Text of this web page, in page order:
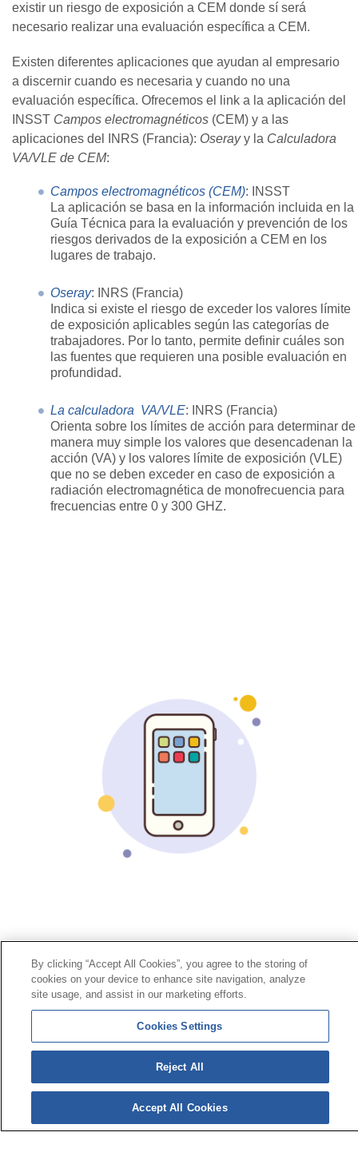
existir un riesgo de exposición a CEM donde sí será
necesario realizar una evaluación específica a CEM.
Existen diferentes aplicaciones que ayudan al empresario
a discernir cuando es necesaria y cuando no una
evaluación específica. Ofrecemos el link a la aplicación del
INSST Campos electromagnéticos (CEM) y a las
aplicaciones del INRS (Francia): Oserayy la Calculadora
VA/VLE de CEM:
Campos electromagnéticos (CEM): INSST
La aplicación se basa en la información incluida en la
Guía Técnica para la evaluación y prevención de los
riesgos derivados de la exposición a CEM en los
lugares de trabajo.
Oseray: INRS (Francia)
Indica si existe el riesgo de exceder los valores límite
de exposición aplicables según las categorías de
trabajadores. Por lo tanto, permite definir cuáles son
las fuentes que requieren una posible evaluación en
profundidad.
La calculadora VA/VLE: INRS (Francia)
Orienta sobre los límites de acción para determinar de
manera muy simple los valores que desencadenan la
acción (VA) y los valores límite de exposición (VLE)
que no se deben exceder en caso de exposición a
radiación electromagnética de monofrecuencia para
frecuencias entre 0 y 300 GHZ.
Línea Universal 900 203 203|Zona Privada Comisión de
Prestaciones Especiales|Zona Privada Proveedor
© Mutua Universal 2026 | Mapa del sitio | Aviso legal
Política de Protección de Datos
cookies
Síguenos en:
By clicking “Accept All Cookies”, you agree to the storing of
cookies on your device to enhance site navigation, analyze
site usage, and assist in our marketing efforts.
Cookies Settings
Reject All
Accept All Cookies